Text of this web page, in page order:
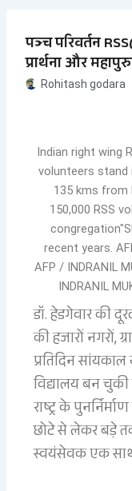
पञ्च परिवर्तन
प्रार्थना और
Rohitash godara
Indian right wing
volunteers stand
135 kms from
150,000 RSS
recent years.
AFP / INDRANIL
INDRANIL
डॉ. हेडगेवार की
की हजारों नगरों,
प्रतिदिन
विद्यालय बन
राष्ट्र के
छोटे से लेकर बड़े
स्वयंसेवक एक साथ